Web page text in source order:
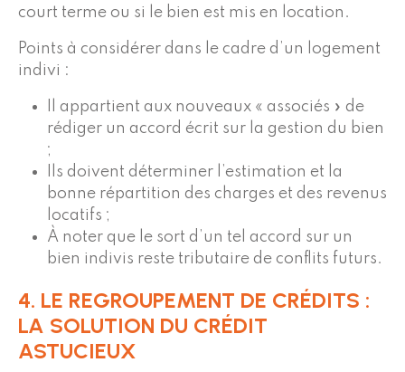
court terme ou si le bien est mis en location.
Points à considérer dans le cadre d’un logement
indivi :
Il appartient aux nouveaux « associés » de
rédiger un accord écrit sur la gestion du bien
;
Ils doivent déterminer l’estimation et la
bonne répartition des charges et des revenus
locatifs ;
À noter que le sort d’un tel accord sur un
bien indivis reste tributaire de conflits futurs.
4. LE REGROUPEMENT DE CRÉDITS :
LA SOLUTION DU CRÉDIT
ASTUCIEUX